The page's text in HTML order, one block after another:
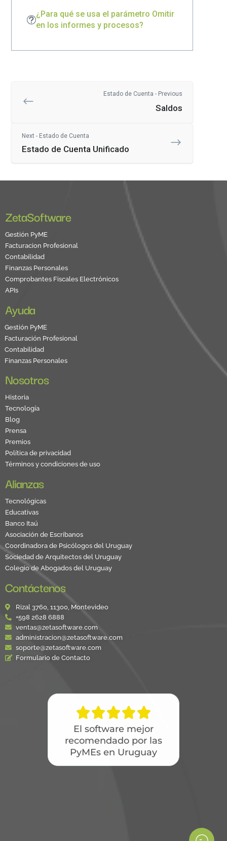
¿Para qué se usa el parámetro Omitir
en los informes y procesos?
Estado de Cuenta - Previous
Saldos
Next - Estado de Cuenta
Estado de Cuenta Unificado
ZetaSoftware
Gestión PyME
Facturacion Profesional
Contabilidad
Finanzas Personales
Comprobantes Fiscales Electrónicos
APIs
Ayuda
Gestión PyME
Facturación Profesional
Contabilidad
Finanzas Personales
Nosotros
Historia
Tecnología
Blog
Prensa
Premios
Política de privacidad
Términos y condiciones de uso
Alianzas
Tecnológicas
Educativas
Banco Itaú
Asociación de Escribanos
Coordinadora de Psicólogos del Uruguay
Sociedad de Arquitectos del Uruguay
Colegio de Abogados del Uruguay
Contáctenos
Rizal 3760, 11300, Montevideo
+598 2628 6888
ventas@zetasoftware.com
administracion@zetasoftware.com
soporte@zetasoftware.com
Formulario de Contacto

El software mejor
recomendado por las
PyMEs en Uruguay